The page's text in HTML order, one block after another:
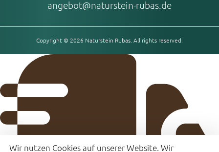
angebot@naturstein-rubas.de
Copyright © 2026 Naturstein Rubas. All rights reserved.
Wir nutzen Cookies auf unserer Website. Wir